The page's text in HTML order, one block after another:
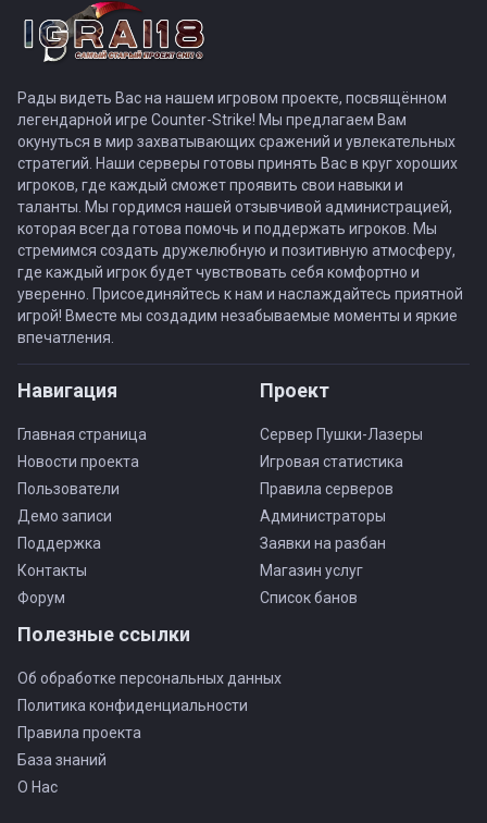
Рады видеть Вас на нашем игровом проекте, посвящённом
легендарной игре Counter-Strike! Мы предлагаем Вам
окунуться в мир захватывающих сражений и увлекательных
стратегий. Наши серверы готовы принять Вас в круг хороших
игроков, где каждый сможет проявить свои навыки и
таланты. Мы гордимся нашей отзывчивой администрацией,
которая всегда готова помочь и поддержать игроков. Мы
стремимся создать дружелюбную и позитивную атмосферу,
где каждый игрок будет чувствовать себя комфортно и
уверенно. Присоединяйтесь к нам и наслаждайтесь приятной
игрой! Вместе мы создадим незабываемые моменты и яркие
впечатления.
Навигация
Главная страница
Новости проекта
Пользователи
Демо записи
Поддержка
Контакты
Форум
Проект
Сервер Пушки-Лазеры
Игровая статистика
Правила серверов
Администраторы
Заявки на разбан
Магазин услуг
Список банов
Полезные ссылки
Об обработке персональных данных
Политика конфиденциальности
Правила проекта
База знаний
О Нас